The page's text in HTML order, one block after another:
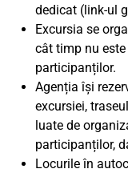
dedicat (link-ul
Excursia se
cât timp nu
participanților.
Agenția își
excursiei,
luate de
participanților,
Locurile în